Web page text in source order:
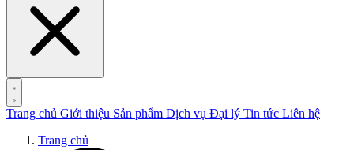
Trang chủ Giới thiệu Sản phẩm Dịch vụ Đại lý Tin tức Liên hệ
Trang chủ